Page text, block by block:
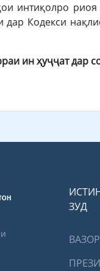
интиқолро
дар Кодекси
ин ҳуҷҷат дар
ЗУД